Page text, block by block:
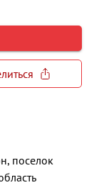
поселок